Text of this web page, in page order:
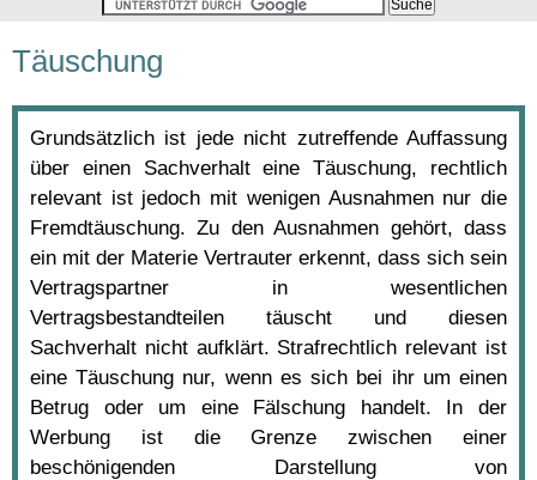
Täuschung
Grundsätzlich ist jede nicht zutreffende Auffassung
über einen Sachverhalt eine Täuschung, rechtlich
relevant ist jedoch mit wenigen Ausnahmen nur die
Fremdtäuschung. Zu den Ausnahmen gehört, dass
ein mit der Materie Vertrauter erkennt, dass sich sein
Vertragspartner in wesentlichen
Vertragsbestandteilen täuscht und diesen
Sachverhalt nicht aufklärt. Strafrechtlich relevant ist
eine Täuschung nur, wenn es sich bei ihr um einen
Betrug oder um eine Fälschung handelt. In der
Werbung ist die Grenze zwischen einer
beschönigenden Darstellung von